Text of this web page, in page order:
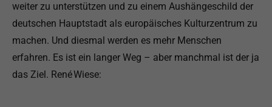
weiter zu unterstützen und zu einem Aushängeschild der
deutschen Hauptstadt als europäisches Kulturzentrum zu
machen. Und diesmal werden es mehr Menschen
erfahren. Es ist ein langer Weg – aber manchmal ist der ja
das Ziel. René Wiese: